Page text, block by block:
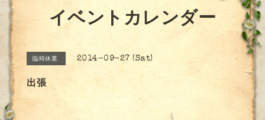
イベントカレンダー
臨時休業 2014-09-27 (Sat)
出張